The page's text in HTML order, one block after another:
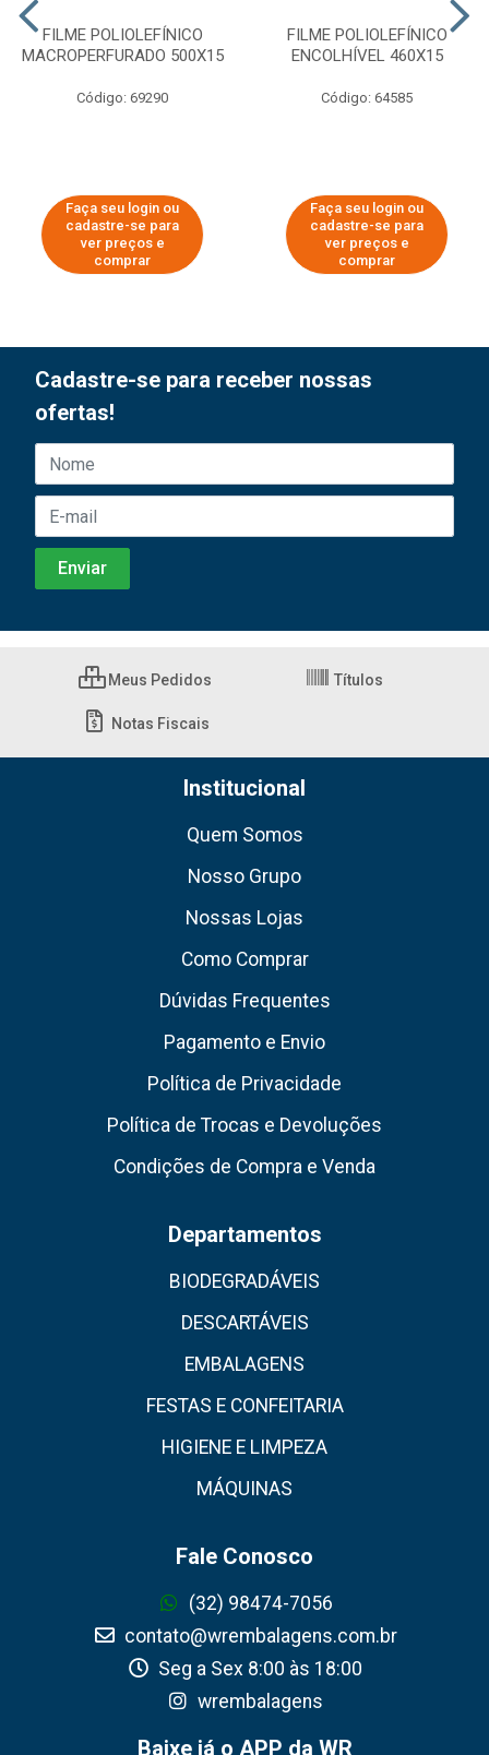
FILME POLIOLEFÍNICO
MACROPERFURADO 500X15
Código: 69290
Faça seu login ou
cadastre-se para
ver preços e
comprar
FILME POLIOLEFÍNICO
ENCOLHÍVEL 460X15
Código: 64585
Faça seu login ou
cadastre-se para
ver preços e
comprar
Cadastre-se para receber nossas
ofertas!
Meus Pedidos Títulos
Notas Fiscais
Institucional
Quem Somos
Nosso Grupo
Nossas Lojas
Como Comprar
Dúvidas Frequentes
Pagamento e Envio
Política de Privacidade
Política de Trocas e Devoluções
Condições de Compra e Venda
Departamentos
BIODEGRADÁVEIS
DESCARTÁVEIS
EMBALAGENS
FESTAS E CONFEITARIA
HIGIENE E LIMPEZA
MÁQUINAS
Fale Conosco
(32) 98474-7056
contato@wrembalagens.com.br
Seg a Sex 8:00 às 18:00
wrembalagens
Baixe já o APP da WR